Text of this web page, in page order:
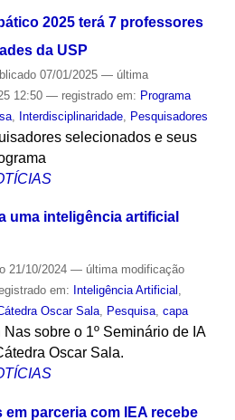
2025 terá 7 professores
da USP
07/01/2025 — última
12:50 — registrado em: Programa
, Interdisciplinaridade, Pesquisadores
selecionados e seus
uma inteligência artificial
21/10/2024 — última modificação
em: Inteligência Artificial ,
Oscar Sala, Pesquisa, capa
sobre o 1º Seminário de IA
Oscar Sala.
em parceria com IEA recebe